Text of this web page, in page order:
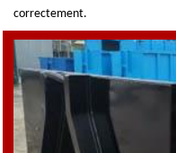
correctement.